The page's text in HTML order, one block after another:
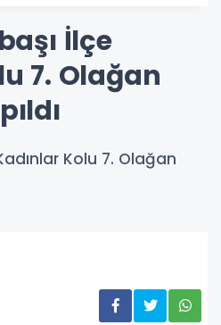
İlçe
7. Olağan
Kolu 7. Olağan